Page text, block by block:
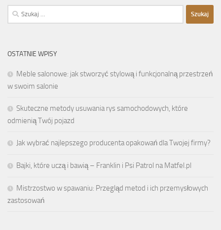
Szukaj:
OSTATNIE WPISY
Meble salonowe: jak stworzyć stylową i funkcjonalną przestrzeń
w swoim salonie
Skuteczne metody usuwania rys samochodowych, które
odmienią Twój pojazd
Jak wybrać najlepszego producenta opakowań dla Twojej firmy?
Bajki, które uczą i bawią – Franklin i Psi Patrol na Matfel.pl
Mistrzostwo w spawaniu: Przegląd metod i ich przemysłowych
zastosowań